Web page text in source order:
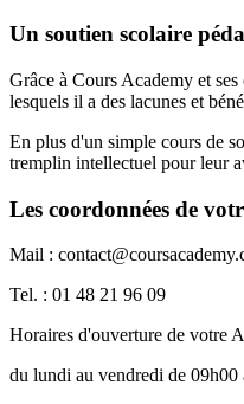
Un soutien scolaire
Grâce à Cours Academy et
lesquels il a des lacunes et
En plus d'un simple cours de
tremplin intellectuel pour leur
Les coordonnées de
Mail :
Tel. : 01 48 21 96 09
Horaires d'ouverture de votre
du lundi au vendredi de 09h00